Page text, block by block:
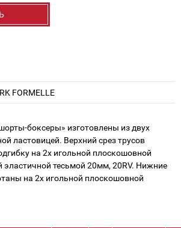
FORMELLE
боксеры» изготовлены из двух
ластовицей. Верхний срез трусов
на 2х игольной плоскошовной
эластичной тесьмой 20мм, 20RV. Нижние
на 2х игольной плоскошовной